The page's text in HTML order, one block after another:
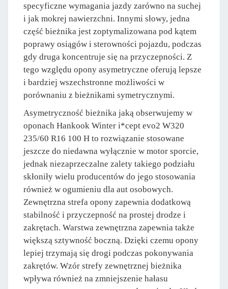
specyficzne wymagania jazdy zarówno na suchej
i jak mokrej nawierzchni. Innymi słowy, jedna
część bieżnika jest zoptymalizowana pod kątem
poprawy osiągów i sterowności pojazdu, podczas
gdy druga koncentruje się na przyczepności. Z
tego względu opony asymetryczne oferują lepsze
i bardziej wszechstronne możliwości w
porównaniu z bieżnikami symetrycznymi.
Asymetryczność bieżnika jaką obserwujemy w
oponach Hankook Winter i*cept evo2 W320
235/60 R16 100 H to rozwiązanie stosowane
jeszcze do niedawna wyłącznie w motor sporcie,
jednak niezaprzeczalne zalety takiego podziału
skłoniły wielu producentów do jego stosowania
również w ogumieniu dla aut osobowych.
Zewnętrzna strefa opony zapewnia dodatkową
stabilność i przyczepność na prostej drodze i
zakrętach. Warstwa zewnętrzna zapewnia także
większą sztywność boczną. Dzięki czemu opony
lepiej trzymają się drogi podczas pokonywania
zakrętów. Wzór strefy zewnętrznej bieżnika
wpływa również na zmniejszenie hałasu